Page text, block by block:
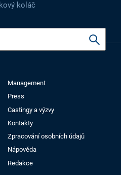
koláč
Management
Press
Castingy a výzvy
Kontakty
Zpracování osobních údajů
Nápověda
Redakce